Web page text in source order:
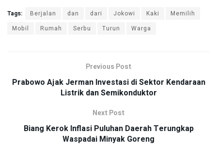
Tags: Berjalan dan dari Jokowi Kaki
Memilih
Mobil
Rumah Serbu Turun Warga
Previous Post
Prabowo Ajak Jerman Investasi di Sektor Kendaraan
Listrik dan Semikonduktor
Next Post
Biang Kerok Inflasi Puluhan Daerah Terungkap
Waspadai Minyak Goreng